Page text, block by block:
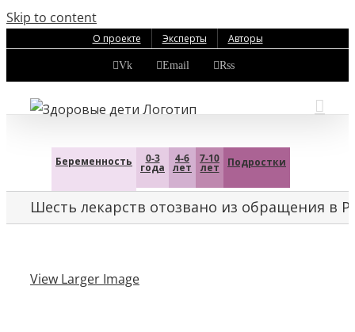
Skip to content
О проекте Эксперты Авторы
Vk Email Rss
Беременность 0-3
года
4-6
лет
7-10
лет Подростки
Шесть лекарств отозвано из обращения в
View Larger Image